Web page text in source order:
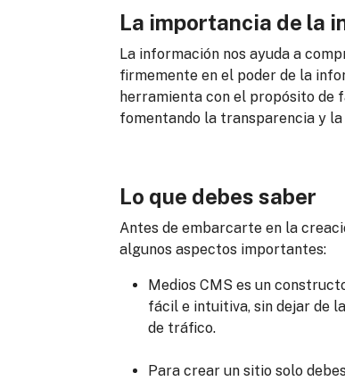
La importancia de la
La información nos ayuda a
firmemente en el poder de la
herramienta con el propósito de
fomentando la transparencia y la
Lo que debes saber
Antes de embarcarte en la
algunos aspectos importantes:
Medios CMS es un
fácil e intuitiva, sin dejar de
de tráfico.
Para crear un sitio solo